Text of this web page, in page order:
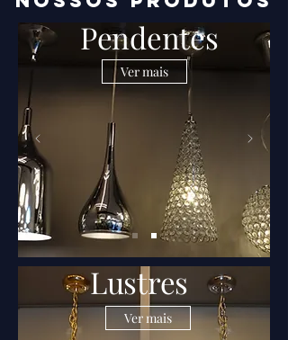
Pendentes
Ver mais
Lustres
Ver mais